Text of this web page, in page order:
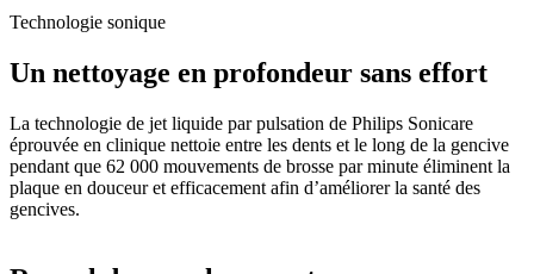
Technologie sonique
Un nettoyage en profondeur sans effort
La technologie de jet liquide par pulsation de Philips Sonicare
éprouvée en clinique nettoie entre les dents et le long de la gencive
pendant que 62 000 mouvements de brosse par minute éliminent la
plaque en douceur et efficacement afin d’améliorer la santé des
gencives.